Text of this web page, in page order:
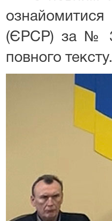
(ЄРСР) за №
повного тексту.